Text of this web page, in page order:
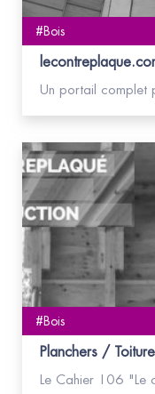
#Bois
Un portail complet
#Bois
Planchers /
Le Cahier 106 "Le